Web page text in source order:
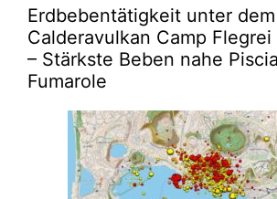
Erdbebentätigkeit unter dem
Calderavulkan Camp
– Stärkste Beben nahe
Fumarole